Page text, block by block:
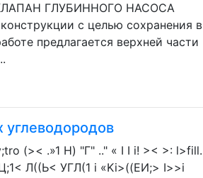
КЛАПАН ГЛУБИННОГО НАСОСА
с целью сохранения в
предлагается верхней части
углеводородов
(>< .»1 Н) "Г" .." « I I i! >< >: l>fill.
Л((Ь< УГЛ(1 i «Ki>((ЕИ;> I>>i